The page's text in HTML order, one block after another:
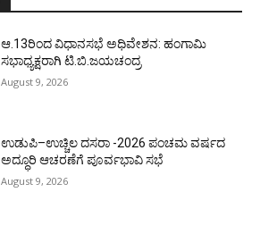
ಆ.13ರಿಂದ ವಿಧಾನಸಭೆ ಅಧಿವೇಶನ: ಹಂಗಾಮಿ
ಸಭಾಧ್ಯಕ್ಷರಾಗಿ ಟಿ.ಬಿ.ಜಯಚಂದ್ರ
August 9, 2026
ಉಡುಪಿ–ಉಚ್ಚಿಲ ದಸರಾ -2026 ಪಂಚಮ ವರ್ಷದ
ಅದ್ಧೂರಿ ಆಚರಣೆಗೆ ಪೂರ್ವಭಾವಿ ಸಭೆ
August 9, 2026